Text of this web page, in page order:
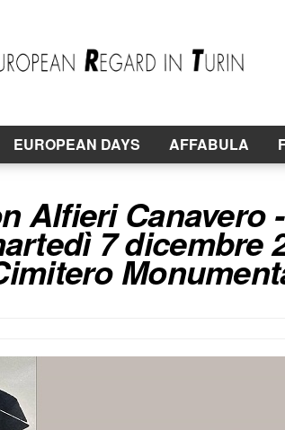
EUROPEAN DAYS AFFABULA
Alfieri Canavero -
7 dicembre